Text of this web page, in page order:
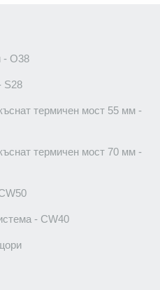
- O38
S28
термичен мост 55 мм -
термичен мост 70 мм -
- CW40